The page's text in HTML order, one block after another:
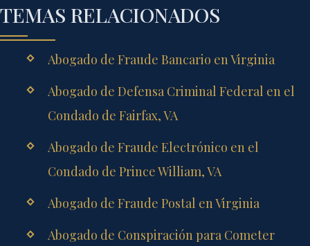
TEMAS RELACIONADOS
Abogado de Fraude Bancario en Virginia
Abogado de Defensa Criminal Federal en el
Condado de Fairfax, VA
Abogado de Fraude Electrónico en el
Condado de Prince William, VA
Abogado de Fraude Postal en Virginia
Abogado de Conspiración para Cometer